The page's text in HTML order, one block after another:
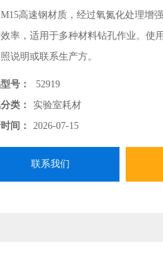
高速钢材质，经过氧氮化处理增
率，适用于多种材料钻孔作业。使
说明或联系生产方。
号：
52919
类：
实验室耗材
间：
2026-07-15
联系我们